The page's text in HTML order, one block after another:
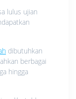
lulus ujian
dibutuhkan
berbagai
hingga